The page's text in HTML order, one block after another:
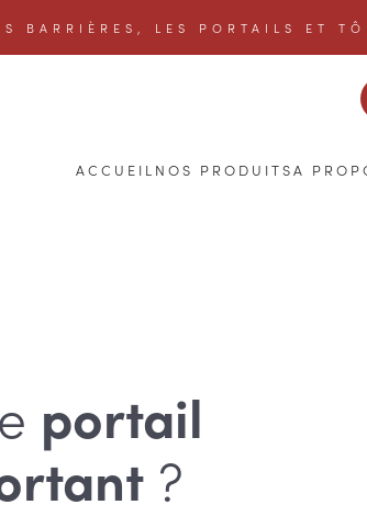
BARRIÈRES, LES PORTAILS ET
ACCUEIL NOS PRODUITSA
portail
?